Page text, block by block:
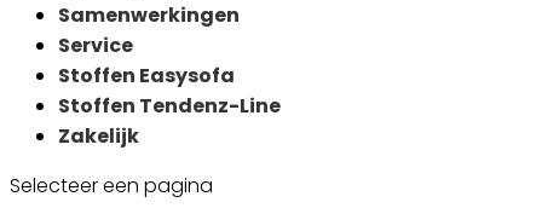
Samenwerkingen
Service
Stoffen Easysofa
Stoffen Tendenz-Line
Zakelijk
Selecteer een pagina